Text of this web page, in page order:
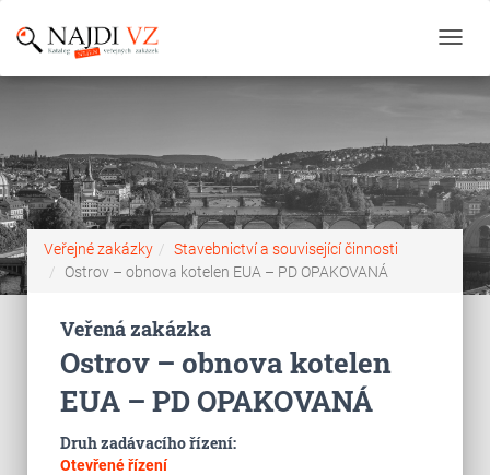
Veřejné zakázky
Stavebnictví a související činnosti
Ostrov – obnova kotelen EUA – PD OPAKOVANÁ
Veřená zakázka
Ostrov – obnova kotelen
EUA – PD OPAKOVANÁ
Druh zadávacího řízení:
Otevřené řízení